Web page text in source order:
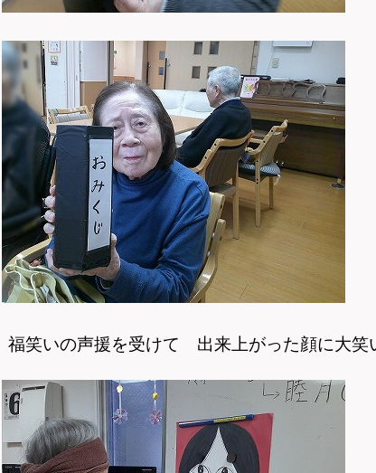
福笑いの声援を受けて 出来上がった顔に大笑